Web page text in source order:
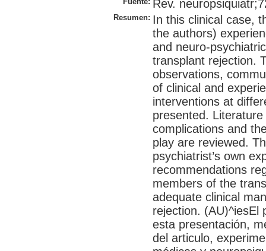
Rev.
Resumen: In this clinical case,
the authors)
and neuro-
transplant rejection.
observations,
of clinical and
interventions at
presented.
complications and
play are reviewed.
psychiatrist’s own
recommendations
members of the
adequate clinical
rejection. (AU)^iesEl
esta presentación,
del articulo,